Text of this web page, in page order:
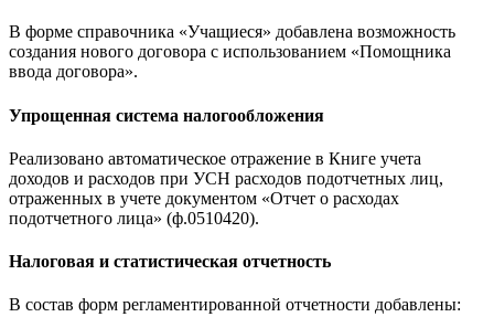
В форме справочника «Учащиеся» добавлена возможность
создания нового договора с использованием «Помощника
ввода договора».
Упрощенная система налогообложения
Реализовано автоматическое отражение в Книге учета
доходов и расходов при УСН расходов подотчетных лиц,
отраженных в учете документом «Отчет о расходах
подотчетного лица» (ф.0510420).
Налоговая и статистическая отчетность
В состав форм регламентированной отчетности добавлены: